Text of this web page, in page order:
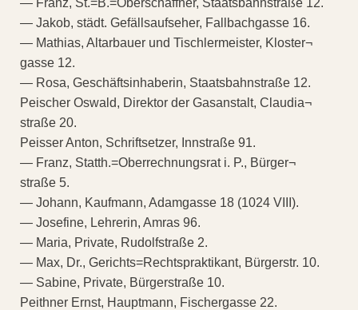
— Jakob, städt. Gefällsaufseher, Fallbachgasse 16.
— Mathias, Altarbauer und Tischlermeister, Kloster¬
gasse 12.
— Rosa, Geschäftsinhaberin, Staatsbahnstraße 12.
Peischer Oswald, Direktor der Gasanstalt, Claudia¬
straße 20.
Peisser Anton, Schriftsetzer, Innstraße 91.
— Franz, Statth.=Oberrechnungsrat i. P., Bürger¬
straße 5.
— Johann, Kaufmann, Adamgasse 18 (1024 VIII).
— Josefine, Lehrerin, Amras 96.
— Maria, Private, Rudolfstraße 2.
— Max, Dr., Gerichts=Rechtspraktikant, Bürgerstr. 10.
— Sabine, Private, Bürgerstraße 10.
Peithner Ernst, Hauptmann, Fischergasse 22.